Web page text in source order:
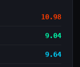
10.98
9.04
9.64